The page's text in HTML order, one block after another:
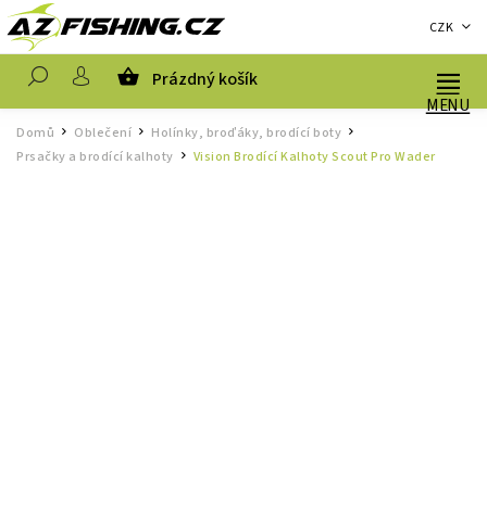
CZK
Prázdný košík
Domů / Oblečení / Holínky, broďáky, brodící boty /
Prsačky a brodící kalhoty
Vision Brodící Kalhoty Scout Pro Wader